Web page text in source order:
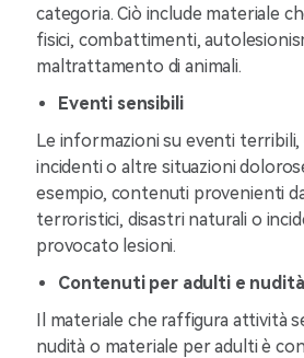
categoria. Ciò include materiale
fisici, combattimenti,
maltrattamento di animali.
Eventi sensibili
Le informazioni su eventi
incidenti o altre situazioni
esempio, contenuti provenienti
terroristici, disastri naturali o
provocato lesioni.
Contenuti per adulti e nudità
Il materiale che raffigura attività
nudità o materiale per adulti è